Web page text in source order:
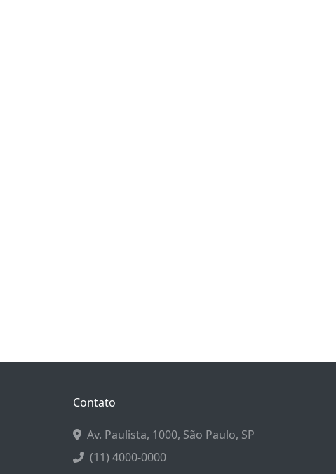
Contato
Av. Paulista, 1000, São Paulo, SP
(11) 4000-0000